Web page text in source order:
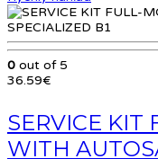
0 out of 5
36.59€
SERVICE KIT
WITH